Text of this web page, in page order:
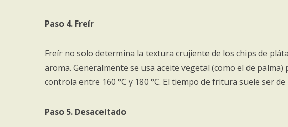
Paso 4. Freír
Freír no solo determina la textura crujiente de los chips de
aroma. Generalmente se usa aceite vegetal (como el de
controla entre 160 °C y 180 °C. El tiempo de fritura suele ser
Paso 5. Desaceitado